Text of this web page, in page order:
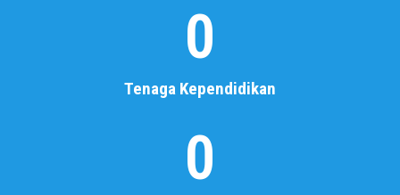
Baca Selengkapnya
Tenaga Kependidikan
0
0